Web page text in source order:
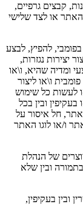
, קבצים גרפיים,
האתר או לצד שלישי
, להפיץ, לבצע
יצירות נגזרות,
ומדיה שהיא, ו\או
ו\או ליצור
לעשות כל שימוש
בעקיפין ובין בכל
, חל איסור על
ו/או לוגו האתר
של הנהלת
בתמורה ובין שלא
ובין בעקיפין,